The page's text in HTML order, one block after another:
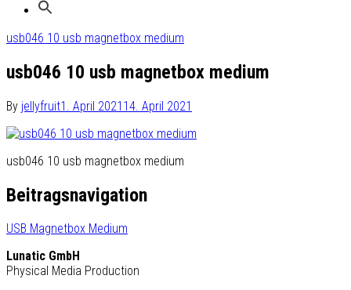
usb046 10 usb magnetbox medium
usb046 10 usb magnetbox medium
By jellyfruit1. April 2021 14. April 2021
usb046 10 usb magnetbox medium
Beitragsnavigation
USB Magnetbox Medium
Lunatic GmbH
Physical Media Production